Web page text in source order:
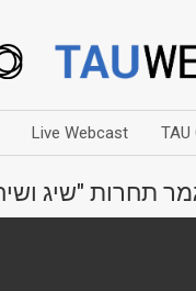
Live Webcast TAU
תחרות "שיג